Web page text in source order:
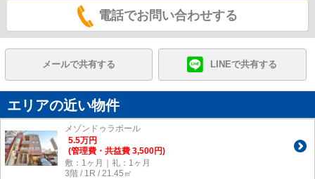
電話でお問い合わせする
メールで共有する LINEで共有する
エリアの近い物件
メゾンドゥラポール
5.5万円
(管理費・共益費 3,500円)
敷：1ヶ月｜礼：1ヶ月
3階 / 1R / 21.45㎡